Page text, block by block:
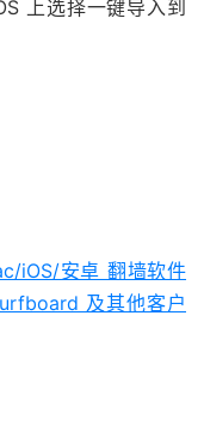
上选择一键导入到
iOS/安卓 翻墙软件
及其他客户